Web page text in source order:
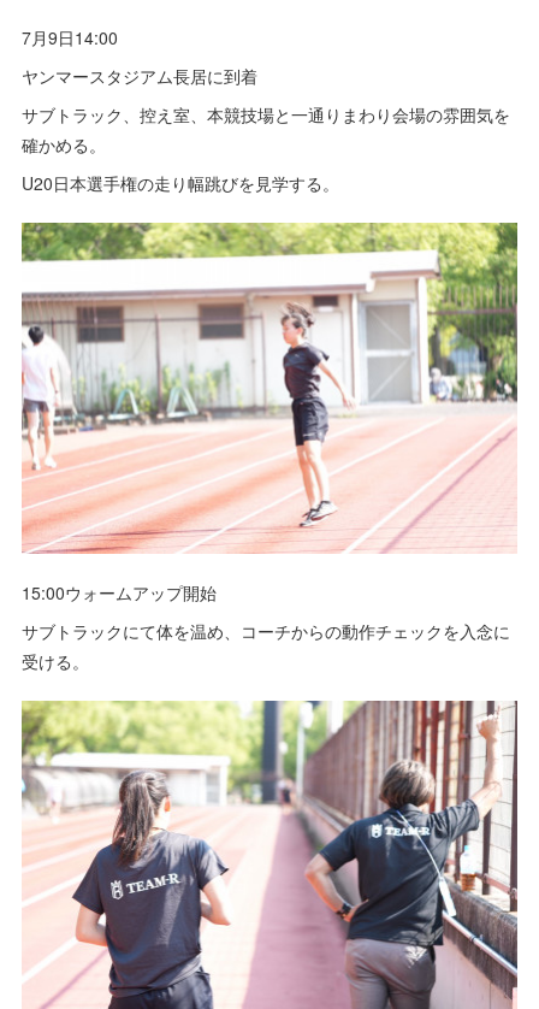
7月9日14:00
ヤンマースタジアム長居に到着
サブトラック、控え室、本競技場と一通りまわり会場の雰囲気を
確かめる。
U20日本選手権の走り幅跳びを見学する。
15:00ウォームアップ開始
サブトラックにて体を温め、コーチからの動作チェックを入念に
受ける。